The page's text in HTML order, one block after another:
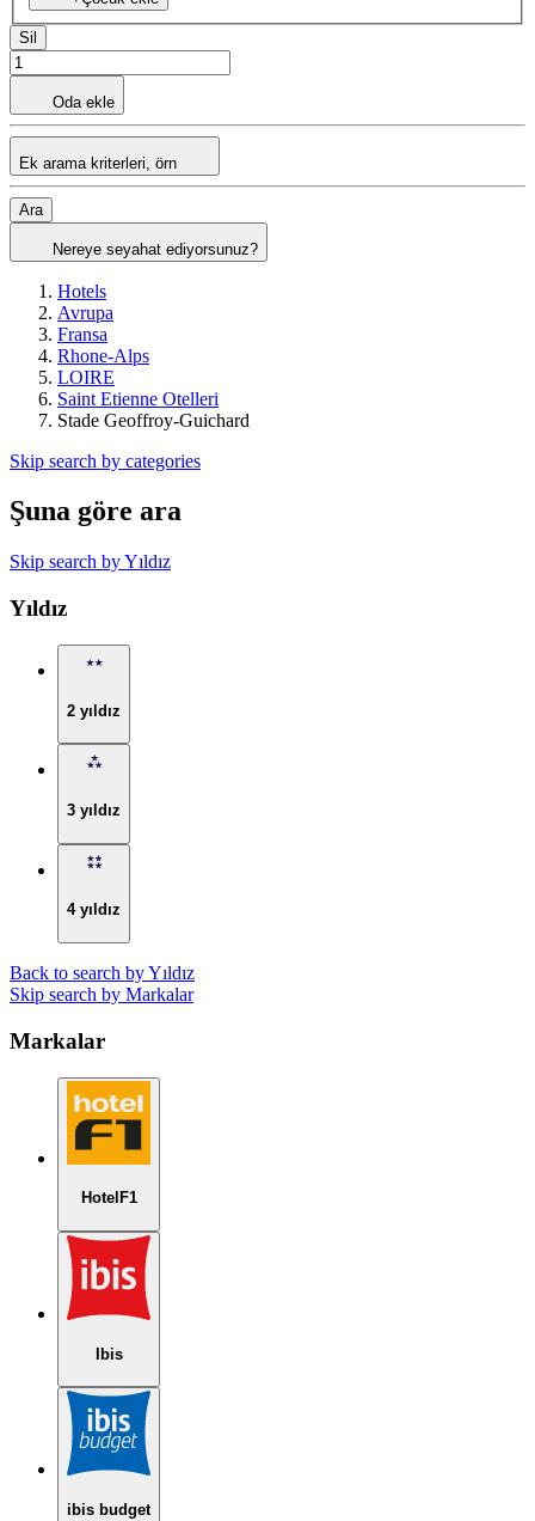
Sil
Oda ekle
Ek arama kriterleri, örn
Ara
Nereye seyahat ediyorsunuz?
Hotels
Avrupa
Fransa
Rhone-Alps
LOIRE
Saint Etienne Otelleri
Stade Geoffroy-Guichard
Skip search by categories
Şuna göre ara
Skip search by Yıldız
Yıldız
2 yıldız
3 yıldız
4 yıldız
Back to search by Yıldız
Skip search by Markalar
Markalar
HotelF1
Ibis
ibis budget